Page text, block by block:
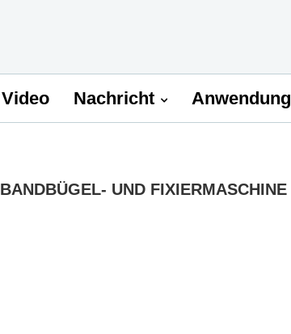
Video Nachricht Anwendung
BANDBÜGEL- UND FIXIERMASCHINE